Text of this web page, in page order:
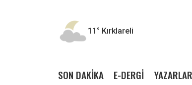
11° Kırklareli
SON DAKİKA E-DERGİ YAZARLAR